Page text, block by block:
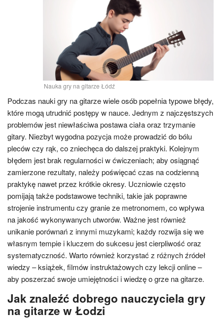
Nauka gry na gitarze Łódź
Podczas nauki gry na gitarze wiele osób popełnia typowe błędy,
które mogą utrudnić postępy w nauce. Jednym z najczęstszych
problemów jest niewłaściwa postawa ciała oraz trzymanie
gitary. Niezbyt wygodna pozycja może prowadzić do bólu
pleców czy rąk, co zniechęca do dalszej praktyki. Kolejnym
błędem jest brak regularności w ćwiczeniach; aby osiągnąć
zamierzone rezultaty, należy poświęcać czas na codzienną
praktykę nawet przez krótkie okresy. Uczniowie często
pomijają także podstawowe techniki, takie jak poprawne
strojenie instrumentu czy granie ze metronomem, co wpływa
na jakość wykonywanych utworów. Ważne jest również
unikanie porównań z innymi muzykami; każdy rozwija się we
własnym tempie i kluczem do sukcesu jest cierpliwość oraz
systematyczność. Warto również korzystać z różnych źródeł
wiedzy – książek, filmów instruktażowych czy lekcji online –
aby poszerzać swoje umiejętności i wiedzę o grze na gitarze.
Jak znaleźć dobrego nauczyciela gry
na gitarze w Łodzi